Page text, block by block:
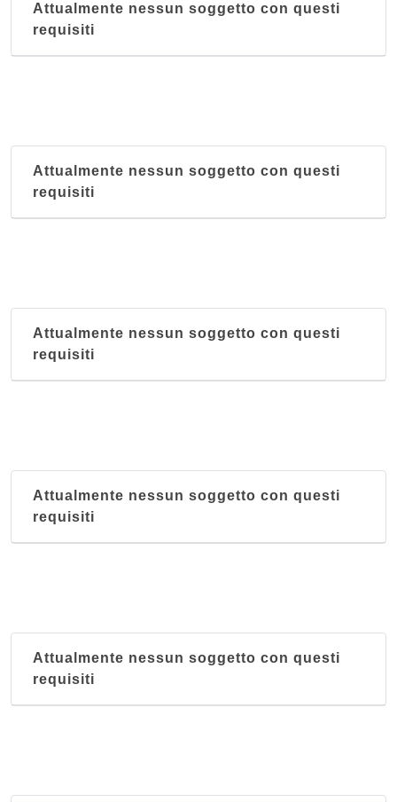
Attualmente nessun soggetto con questi
requisiti
Attualmente nessun soggetto con questi
requisiti
Attualmente nessun soggetto con questi
requisiti
Attualmente nessun soggetto con questi
requisiti
Attualmente nessun soggetto con questi
requisiti